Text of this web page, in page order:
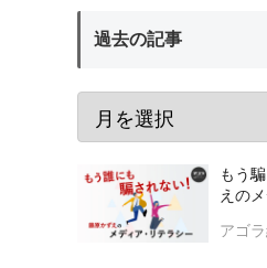
過去の記事
もう
えの
アゴ